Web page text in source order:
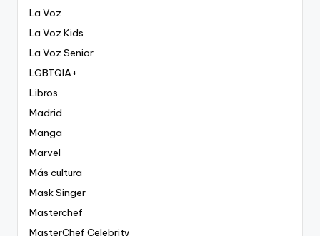
La Voz
La Voz Kids
La Voz Senior
LGBTQIA+
Libros
Madrid
Manga
Marvel
Más cultura
Mask Singer
Masterchef
MasterChef Celebrity